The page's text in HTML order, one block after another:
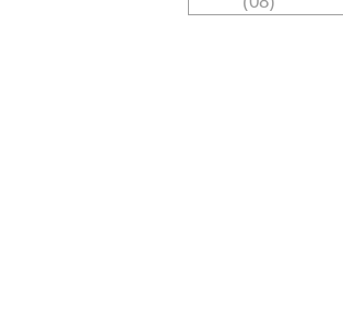
Ardennes